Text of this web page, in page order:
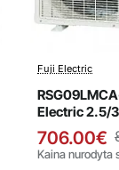
Fuji Electric
Electric 2.5/
706.00€
Kaina nurodyta